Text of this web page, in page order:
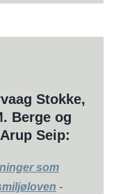
Stokke,
Berge og
Seip:
som
-